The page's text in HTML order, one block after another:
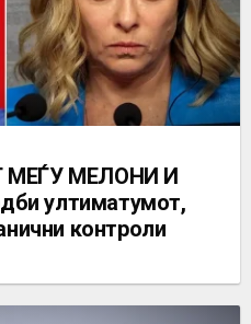
МЕЃУ МЕЛОНИ И
ултиматумот,
контроли